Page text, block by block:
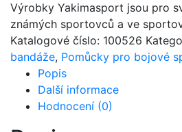
Výrobky Yakimasport jsou pro
známých sportovců a ve
Katalogové číslo: 100526
bandáže, Pomůcky pro bojové
Popis
Další informace
Hodnocení (0)